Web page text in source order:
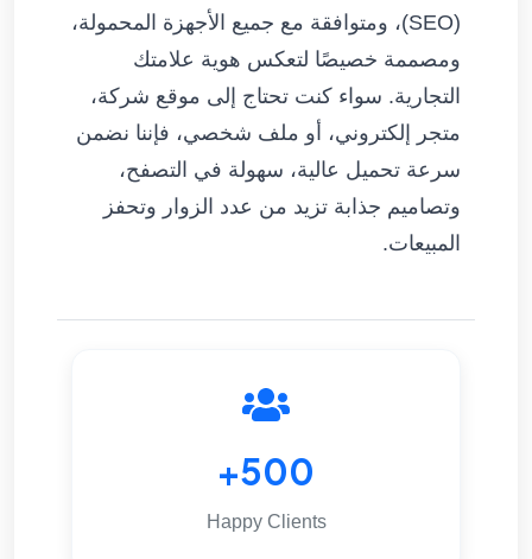
(SEO)، ومتوافقة مع جميع الأجهزة المحمولة،
ومصممة خصيصًا لتعكس هوية علامتك
التجارية. سواء كنت تحتاج إلى موقع شركة،
متجر إلكتروني، أو ملف شخصي، فإننا نضمن
سرعة تحميل عالية، سهولة في التصفح،
وتصاميم جذابة تزيد من عدد الزوار وتحفز
المبيعات.
500+
Happy Clients